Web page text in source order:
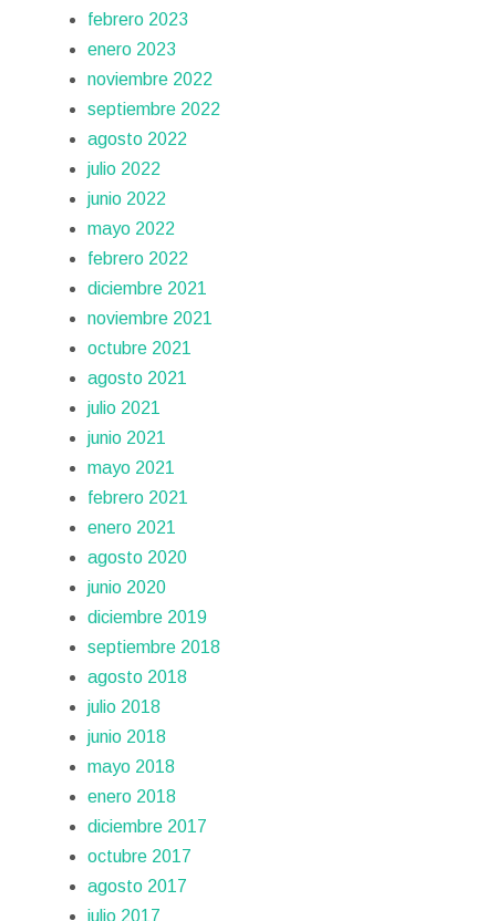
febrero 2023
enero 2023
noviembre 2022
septiembre 2022
agosto 2022
julio 2022
junio 2022
mayo 2022
febrero 2022
diciembre 2021
noviembre 2021
octubre 2021
agosto 2021
julio 2021
junio 2021
mayo 2021
febrero 2021
enero 2021
agosto 2020
junio 2020
diciembre 2019
septiembre 2018
agosto 2018
julio 2018
junio 2018
mayo 2018
enero 2018
diciembre 2017
octubre 2017
agosto 2017
julio 2017